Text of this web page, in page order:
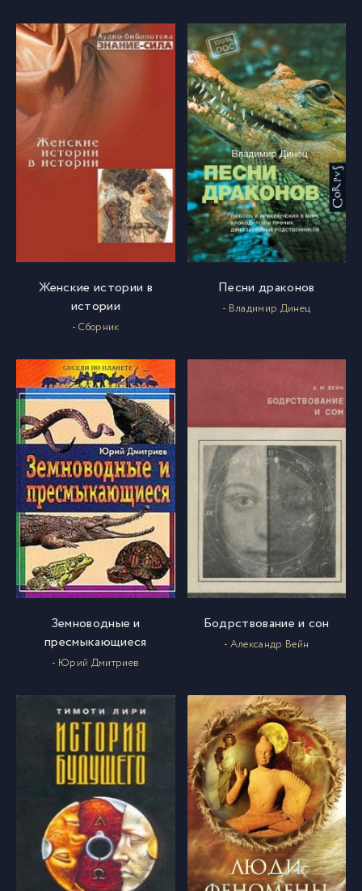
Женские истории в
истории
- Сборник
Песни драконов
- Владимир Динец
Земноводные и
пресмыкающиеся
- Юрий Дмитриев
Бодрствование и сон
- Александр Вейн